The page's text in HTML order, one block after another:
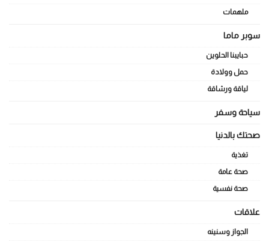
ملهمات
سوبر ماما
حبايبنا الحلوين
حمل وولادة
لياقة ورشاقة
سياحة وسفر
صحتك بالدنيا
تغذية
صحة عامة
صحة نفسية
علاقات
الجواز وسنينه